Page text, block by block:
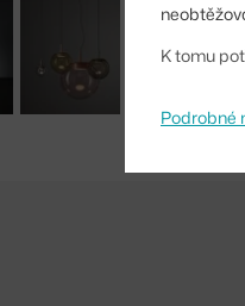
K tomu
Podrobné